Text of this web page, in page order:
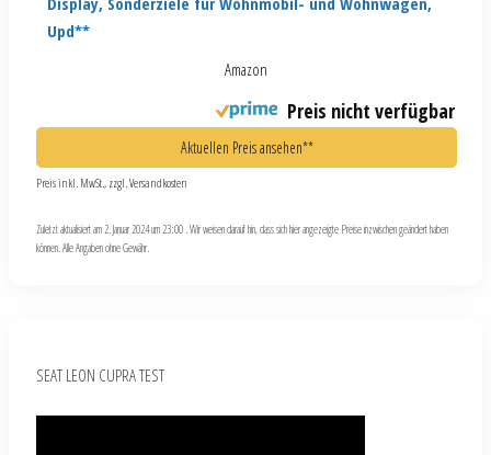
Upd**
Amazon
Preis nicht verfügbar
Aktuellen Preis ansehen**
Preis inkl. MwSt., zzgl. Versandkosten
Zuletzt aktualisiert am 2. Januar 2024 um 23:00 . Wir weisen darauf hin, dass sich hier angezeigte Preise inzwischen geändert haben
können. Alle Angaben ohne Gewähr.
SEAT LEON CUPRA TEST